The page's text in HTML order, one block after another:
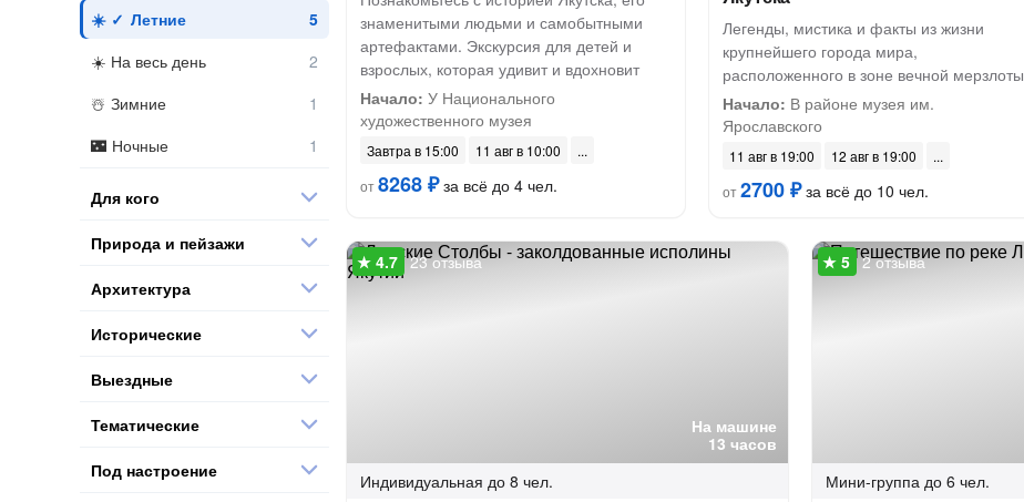
знаменитыми людьми и самобытными
артефактами. Экскурсия для детей и
взрослых, которая удивит и вдохновит
Начало: У Национального
художественного музея
Завтра в 15:00
11 авг в 10:00
от8268 ₽за всё до 4 чел.
Легенды, мистика и факты из жизни
крупнейшего города мира,
расположенного в зоне вечной мерзлоты
Начало: В районе музея им.
Ярославского
11 авг в 19:00
12 авг в 19:00
от2700 ₽за всё до 10 чел.
На машине
13 часов
23 отзыва
Индивидуальная до 8 чел.
2 отзыва
Мини-группа до 6 чел.
Летние
На весь день
Зимние
Ночные
Для кого
Природа и пейзажи
Архитектура
Исторические
Выездные
Тематические
Под настроение